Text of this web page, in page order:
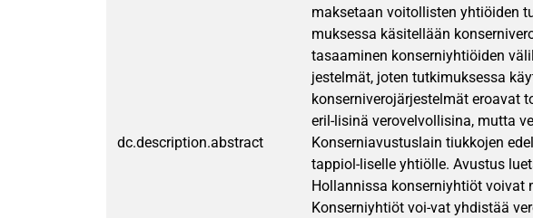
dc.description.abstract
maksetaan voitollisten yhtiöiden
muksessa käsitellään
tasaaminen konserniyhtiöiden
jestelmät, joten tutkimuksessa
konserniverojärjestelmät eroavat
eril-lisinä verovelvollisina, mutta
Konserniavustuslain tiukkojen
tappiol-liselle yhtiölle. Avustus
Hollannissa konserniyhtiöt voivat
Konserniyhtiöt voi-vat yhdistää